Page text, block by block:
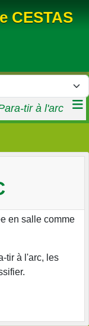
CESTAS
tir à l'arc
en salle comme
tir à l'arc, les